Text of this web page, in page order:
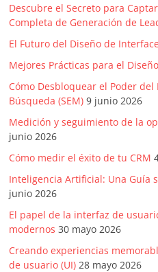
Descubre el Secreto para
Completa de Generación de
El Futuro del Diseño de
Mejores Prácticas para el
Cómo Desbloquear el Poder
Búsqueda (SEM) 9 junio 2026
Medición y seguimiento de la
junio 2026
Cómo medir el éxito de tu CRM
Inteligencia Artificial: Una Guía
junio 2026
El papel de la interfaz de
modernos 30 mayo 2026
Creando experiencias
de usuario (UI) 28 mayo 2026